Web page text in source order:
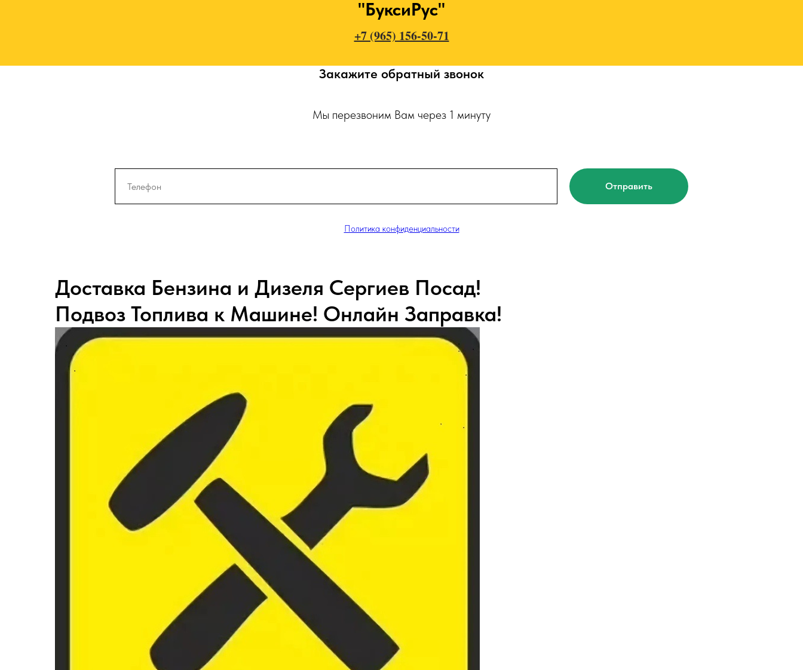
"БуксиРус"
+7 (965) 156-50-71
Закажите обратный звонок
Мы перезвоним Вам через 1 минуту
Отправить
Политика конфиденциальности
Доставка Бензина и Дизеля Сергиев Посад!
Подвоз Топлива к Машине! Онлайн Заправка!